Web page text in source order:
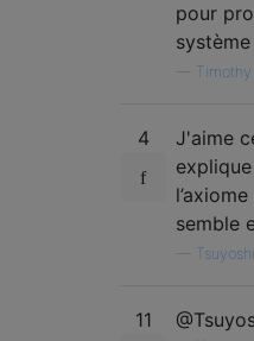
pour
4
J'aime
semble
11